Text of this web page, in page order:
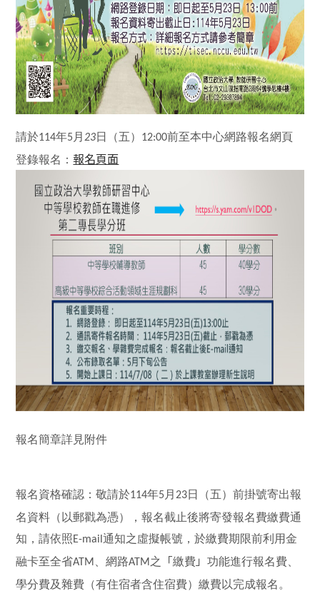
請於114年5月 23日 （五） 12:00前至本中心網路報名網頁
登錄報名：報名頁面
報名簡章詳見附件
報名資格確認：敬請於114年5月 23日 （五）前掛號寄出報
名資料（以郵戳為憑），報名截止後將寄發報名費繳費通
知，請依照 E-mail通知之虛擬帳號，於繳費期限前利用金
融卡至全省ATM 、網路ATM 之 「繳費 」功能進行報名費、
學分費及雜費（有住宿者含住宿費）繳費以完成報名。